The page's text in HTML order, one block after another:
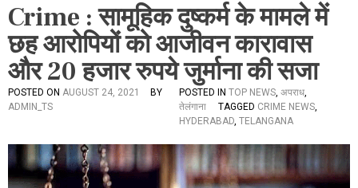
Crime : सामूहिक दुष्कर्म के मामले में
छह आरोपियों को आजीवन कारावास
और 20 हजार रुपये जुर्माना की सजा
POSTED ON AUGUST 24, 2021
BY
ADMIN_TS
POSTED IN TOP NEWS, अपराध,
तेलंगाना
TAGGED CRIME NEWS,
HYDERABAD, TELANGANA